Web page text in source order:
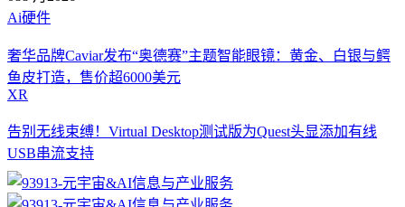
Ai硬件
奢华品牌Caviar发布“奥德赛”主题智能眼镜：黄金、白银与鳄
鱼皮打造，售价超6000美元
XR
告别无线束缚！Virtual Desktop测试版为Quest头显添加有线
USB串流支持